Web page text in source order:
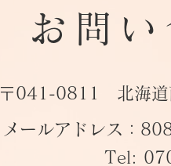
お問
〒041-0811 北海道
メールアドレス：
Tel: